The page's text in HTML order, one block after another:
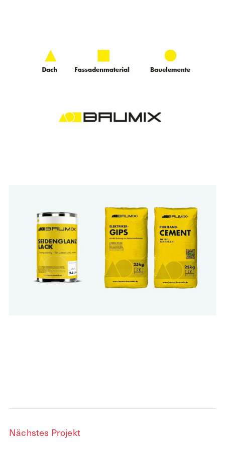
Nächstes Projekt